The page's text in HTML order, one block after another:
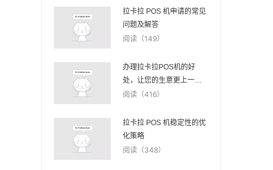
拉卡拉 POS 机申请的常见
问题及解答
阅读（149）
办理拉卡拉POS机的好
处，让您的生意更上一层
楼
阅读（416）
拉卡拉 POS 机稳定性的优
化策略
阅读（348）